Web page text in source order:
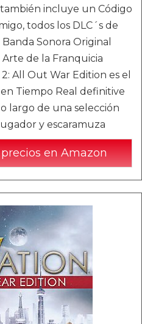
incluye un Código
todos los DLC´s de
Sonora Original
de la Franquicia
All Out War Edition es el
Tiempo Real definitive
largo de una selección
y escaramuza
en Amazon